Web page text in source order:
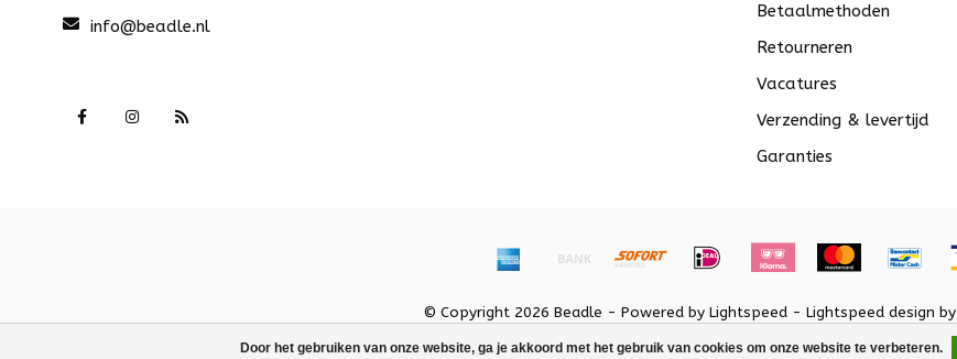
Door het gebruiken van onze website, ga je akkoord met het gebruik van cookies om onze website te verbeteren.
info@beadle.nl
Betaalmethoden
Retourneren
Vacatures
Verzending & levertijd
Garanties
© Copyright 2026 Beadle - Powered by Lightspeed - Lightspeed design by